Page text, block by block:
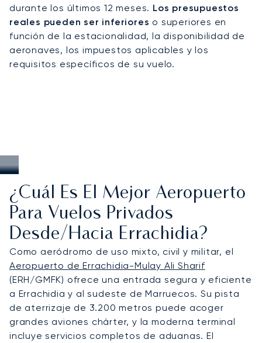
durante los últimos 12 meses. Los presupuestos
reales pueden ser inferiores o superiores en
función de la estacionalidad, la disponibilidad de
aeronaves, los impuestos aplicables y los
requisitos específicos de su vuelo.
¿Cuál Es El Mejor Aeropuerto
Para Vuelos Privados
Desde/hacia Errachidia?
Como aeródromo de uso mixto, civil y militar, el
Aeropuerto de Errachidia-Mulay Ali Sharif
(ERH/GMFK) ofrece una entrada segura y eficiente
a Errachidia y al sudeste de Marruecos. Su pista
de aterrizaje de 3.200 metros puede acoger
grandes aviones chárter, y la moderna terminal
incluye servicios completos de aduanas. El